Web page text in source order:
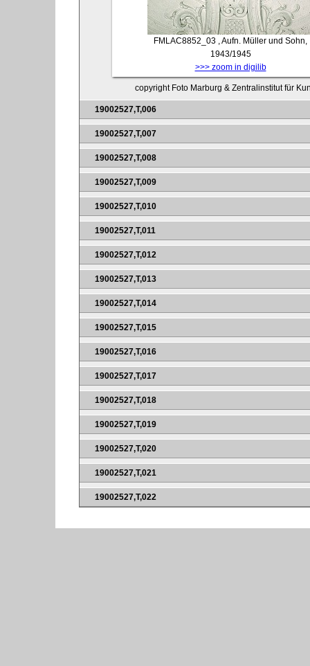
FMLAC8852_03 , Aufn. Müller und Sohn,
1943/1945
>>> zoom in digilib
copyright Foto Marburg & Zentralinstitut für
19002527,T,006
19002527,T,007
19002527,T,008
19002527,T,009
19002527,T,010
19002527,T,011
19002527,T,012
19002527,T,013
19002527,T,014
19002527,T,015
19002527,T,016
19002527,T,017
19002527,T,018
19002527,T,019
19002527,T,020
19002527,T,021
19002527,T,022